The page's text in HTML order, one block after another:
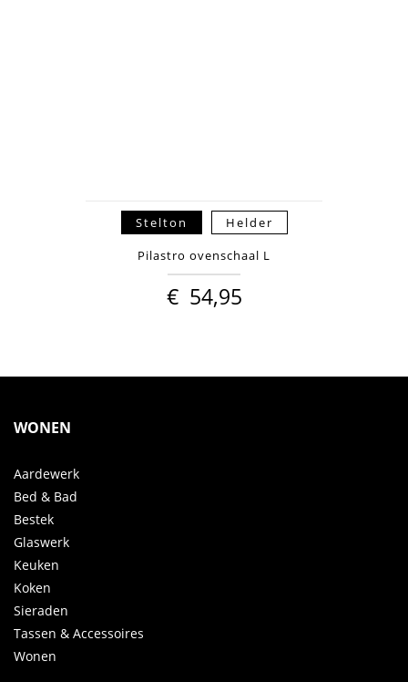
Stelton Helder
Pilastro ovenschaal L
€ 54,95
WONEN
Aardewerk
Bed & Bad
Bestek
Glaswerk
Keuken
Koken
Sieraden
Tassen & Accessoires
Wonen